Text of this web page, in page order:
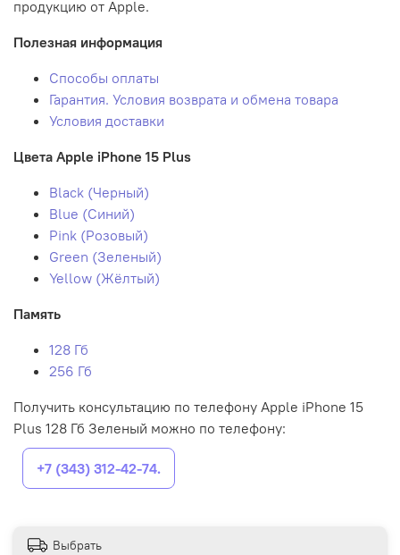
продукцию от Apple.
Полезная информация
Способы оплаты
Гарантия. Условия возврата и обмена товара
Условия доставки
Цвета Apple iPhone 15 Plus
Black (Черный)
Blue (Синий)
Pink (Розовый)
Green (Зеленый)
Yellow (Жёлтый)
Память
128 Гб
256 Гб
Получить консультацию по телефону Apple iPhone 15
Plus 128 Гб Зеленый можно по телефону:
+7 (343) 312-42-74.
Выбрать